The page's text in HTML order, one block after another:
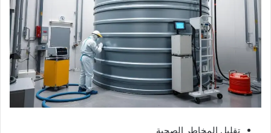
تقليل المخاطر الصحية